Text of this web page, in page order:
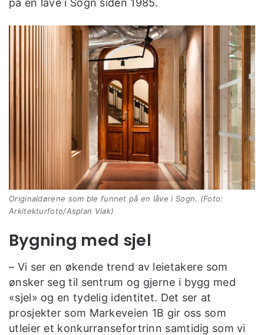
Originaldørene som ble funnet på en låve i Sogn. (Foto:
Arkitekturfoto/Asplan Viak)
Bygning med sjel
– Vi ser en økende trend av leietakere som
ønsker seg til sentrum og gjerne i bygg med
«sjel» og en tydelig identitet. Det ser at
prosjekter som Markeveien 1B gir oss som
utleier et konkurransefortrinn samtidig som vi